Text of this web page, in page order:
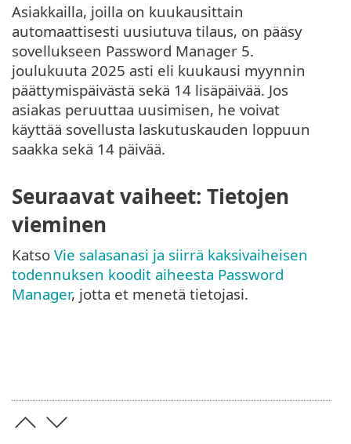
Asiakkailla, joilla on kuukausittain
automaattisesti uusiutuva tilaus, on pääsy
sovellukseen Password Manager 5.
joulukuuta 2025 asti eli kuukausi myynnin
päättymispäivästä sekä 14 lisäpäivää. Jos
asiakas peruuttaa uusimisen, he voivat
käyttää sovellusta laskutuskauden loppuun
saakka sekä 14 päivää.
Seuraavat vaiheet: Tietojen
vieminen
Katso Vie salasanasi ja siirrä kaksivaiheisen
todennuksen koodit aiheesta Password
Manager, jotta et menetä tietojasi.